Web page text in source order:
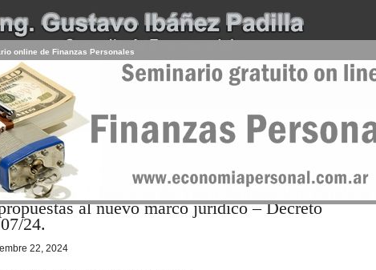
SERVICIOS
USUARIO
>Home/
de Objetivos de Valor Estratégico: Análisis
al nuevo marco jurídico – Decreto
24.
22, 2024
online de Finanzas Personales